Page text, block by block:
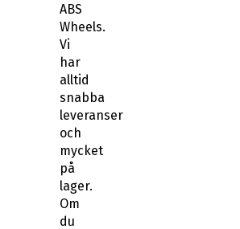
ABS
Wheels.
Vi
har
alltid
snabba
leveranser
och
mycket
på
lager.
Om
du